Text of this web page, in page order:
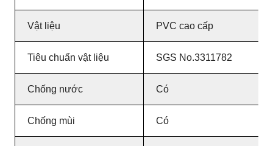
Vật liệu PVC cao cấp
Tiêu chuẩn vật liệu SGS No.3311782
Chống nước Có
Chống mùi Có